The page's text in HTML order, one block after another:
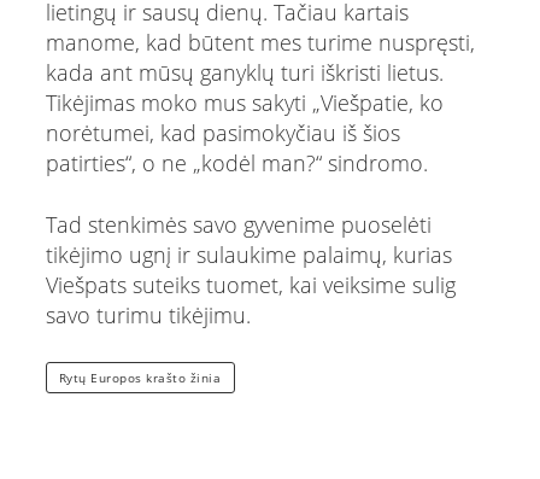
lietingų ir sausų dienų. Tačiau kartais
manome, kad būtent mes turime nuspręsti,
kada ant mūsų ganyklų turi iškristi lietus.
Tikėjimas moko mus sakyti „Viešpatie, ko
norėtumei, kad pasimokyčiau iš šios
patirties“, o ne „kodėl man?“ sindromo.
Tad stenkimės savo gyvenime puoselėti
tikėjimo ugnį ir sulaukime palaimų, kurias
Viešpats suteiks tuomet, kai veiksime sulig
savo turimu tikėjimu.
Rytų Europos krašto žinia